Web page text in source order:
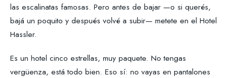
las escalinatas famosas. Pero antes de bajar —o si querés,
bajá un poquito y después volvé a subir— metete en el Hotel
Hassler.
Es un hotel cinco estrellas, muy paquete. No tengas
vergüenza, está todo bien. Eso sí: no vayas en pantalones